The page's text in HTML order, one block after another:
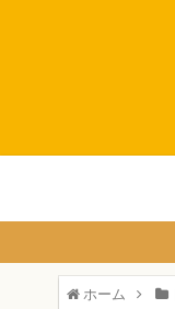
ホーム